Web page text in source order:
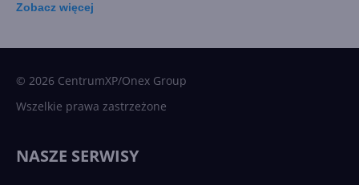
Zobacz więcej
© 2026 CentrumXP/Onex Group
Wszelkie prawa zastrzeżone
NASZE SERWISY